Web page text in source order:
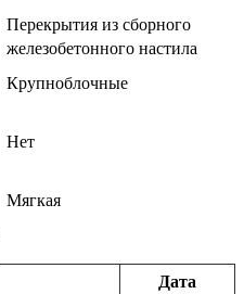
Перекрытия из сборного
железобетонного настила
Крупноблочные
Нет
Мягкая
Дата